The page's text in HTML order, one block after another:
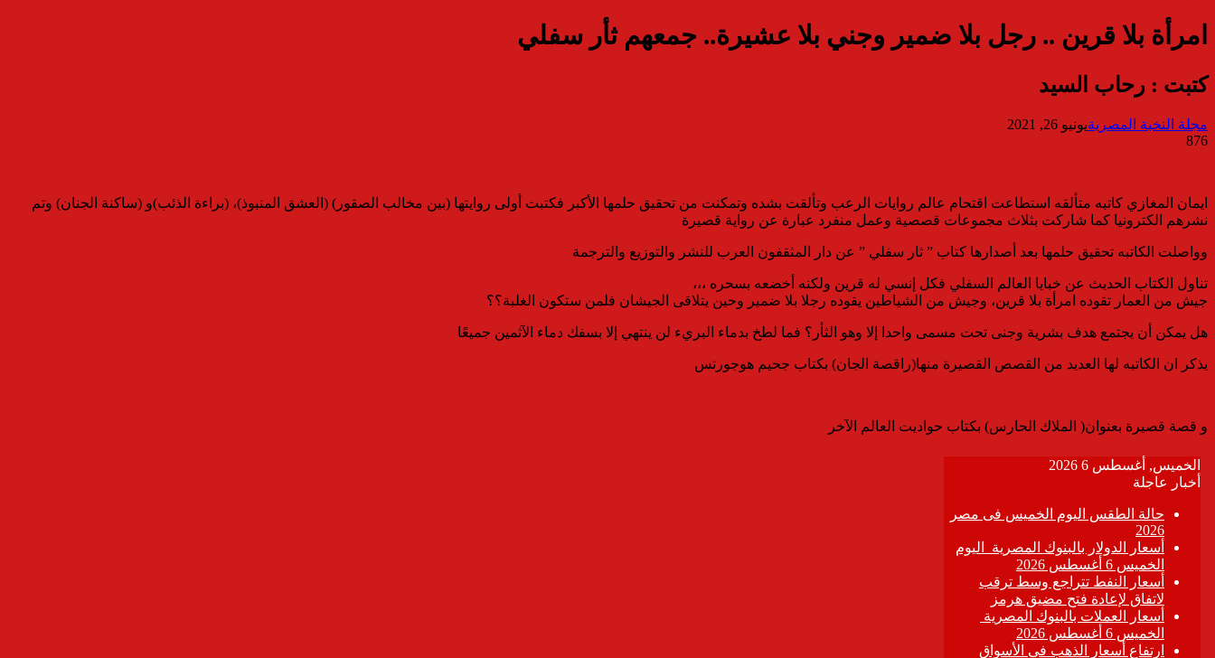
امرأة بلا قرين .. رجل بلا ضمير وجني بلا عشيرة.. جمعهم ثأر سفلي
كتبت : رحاب السيد
مجلة النخبة المصريةيونيو 26, 2021
876
ايمان المغازي كاتبه متألقه استطاعت اقتحام عالم روايات الرعب وتألقت بشده وتمكنت من تحقيق حلمها الأكبر فكتبت أولى روايتها (بين مخالب الصقور) (العشق المنبوذ)، (براءة الذئب)و (ساكنة الجنان) وتم
نشرهم الكترونيا كما شاركت بثلاث مجموعات قصصية وعمل منفرد عبارة عن رواية قصيرة
وواصلت الكاتبه تحقيق حلمها بعد أصدارها كتاب ” ثار سفلي ” عن دار المثقفون العرب للنشر والتوزيع والترجمة
تناول الكتاب الحديث عن خبايا العالم السفلي فكل إنسي له قرين ولكنه أخضعه بسحره ،،،
جيش من العمار تقوده امرأة بلا قرين، وجيش من الشياطين يقوده رجلا بلا ضمير وحين يتلاقى الجيشان فلمن ستكون الغلبة؟؟
هل يمكن أن يجتمع هدف بشرية وجنى تحت مسمى واحدا إلا وهو الثأر؟ فما لطخ بدماء البريء لن ينتهي إلا بسفك دماء الآثمين جميعًا
يذكر ان الكاتبه لها العديد من القصص القصيرة منها(راقصة الجان) بكتاب جحيم هوجورتس
و قصة قصيرة بعنوان( الملاك الحارس) بكتاب حواديت العالم الآخر